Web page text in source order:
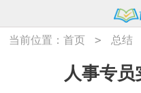
当前位置：首页 > 总结
人事专